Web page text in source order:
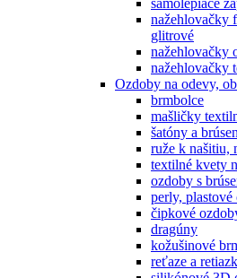
nažehlovačky
glitrové
nažehlovačky
nažehlovačky
Ozdoby na odevy,
brmbolce
mašličky
šatóny a
ruže k našitiu,
textilné kvety
ozdoby s
perly, plastové
čipkové
dragúny
kožušinové
reťaze a